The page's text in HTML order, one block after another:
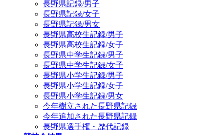
長野県記録/男子
長野県記録/女子
長野県記録/男女
長野県高校生記録/男子
長野県高校生記録/女子
長野県中学生記録/男子
長野県中学生記録/女子
長野県小学生記録/男子
長野県小学生記録/女子
長野県小学生記録/男女
今年樹立された長野県記録
今年追加された長野県記録
長野県選手権・歴代記録